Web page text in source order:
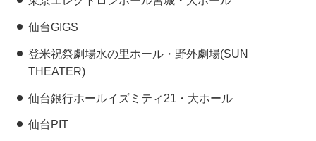
仙台GIGS
登米祝祭劇場水の里ホール・野外劇場(SUN
THEATER)
仙台銀行ホールイズミティ21・大ホール
仙台PIT